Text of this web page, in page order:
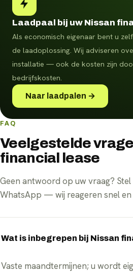
Laadpaal bij uw Nissan
Als economisch eigenaar bent u
de laadoplossing. Wij adviseren
installatie — ook de kosten zijn
bedrijfskosten.
Naar laadpalen →
FAQ
Veelgestelde
financial lease
Geen antwoord op uw vraag?
WhatsApp — wij reageren snel en
Wat is inbegrepen bij Nissan
Vaste maandtermijnen; u wordt